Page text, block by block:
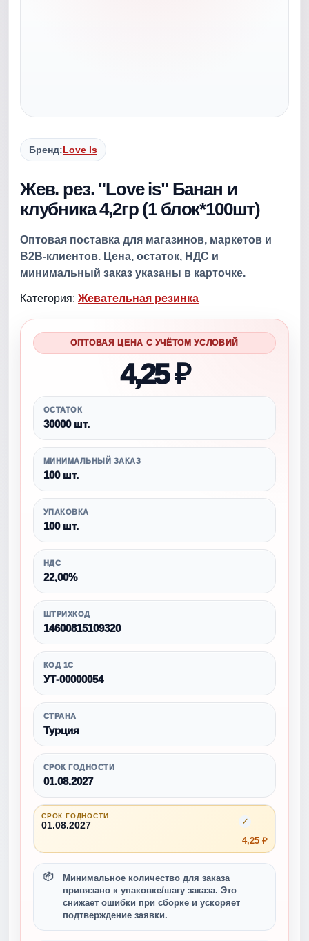
Бренд:Love Is
Жев. рез. "Love is" Банан и
клубника 4,2гр (1 блок*100шт)
Оптовая поставка для магазинов, маркетов и
B2B-клиентов. Цена, остаток, НДС и
минимальный заказ указаны в карточке.
Категория: Жевательная резинка
ОПТОВАЯ ЦЕНА С УЧЁТОМ УСЛОВИЙ
4,25 ₽
ОСТАТОК
30000 шт.
МИНИМАЛЬНЫЙ ЗАКАЗ
100 шт.
УПАКОВКА
100 шт.
НДС
22,00%
ШТРИХКОД
14600815109320
КОД 1С
УТ-00000054
СТРАНА
Турция
СРОК ГОДНОСТИ
01.08.2027
СРОК ГОДНОСТИ
01.08.2027
4,25 ₽
✓
Минимальное количество для заказа
привязано к упаковке/шагу заказа. Это
снижает ошибки при сборке и ускоряет
подтверждение заявки.